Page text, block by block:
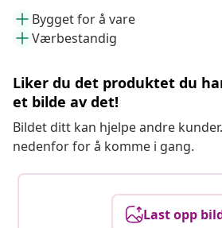
Bygget for å vare
Værbestandig
Liker du det produktet du
et bilde av det!
Bildet ditt kan hjelpe andre
nedenfor for å komme i gang.
Last opp